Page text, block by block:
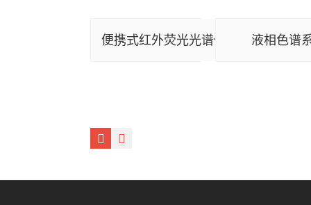
便携式红外荧光光谱仪 液相色谱